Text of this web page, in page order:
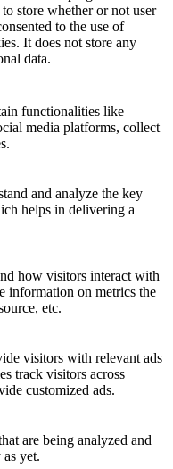
to store whether or not user
to the use of
It does not store any
data.
functionalities like
media platforms, collect
and analyze the key
helps in delivering a
how visitors interact with
information on metrics the
etc.
visitors with relevant ads
track visitors across
customized ads.
are being analyzed and
yet.